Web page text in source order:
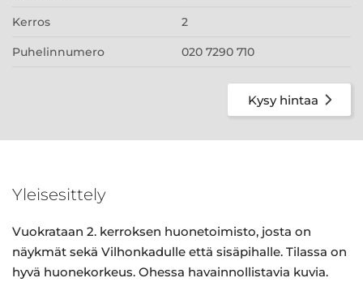
Kerros 2
Puhelinnumero 020 7290 710
Kysy hintaa
Yleisesittely
Vuokrataan 2. kerroksen huonetoimisto, josta on
näykmät sekä Vilhonkadulle että sisäpihalle. Tilassa on
hyvä huonekorkeus. Ohessa havainnollistavia kuvia.